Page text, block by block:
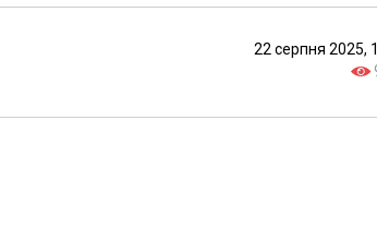
22 серпня 2025,